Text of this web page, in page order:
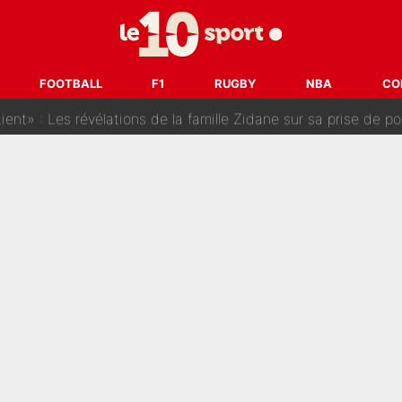
FOOTBALL F1 RUGBY NBA
à 90 % des Français» : Voilà combien touchait Nelson Monfort sur
le PSG : Un gros club étranger prêt à relancer le feuilleton pour
: Les révélations de la famille Zidane sur sa prise de